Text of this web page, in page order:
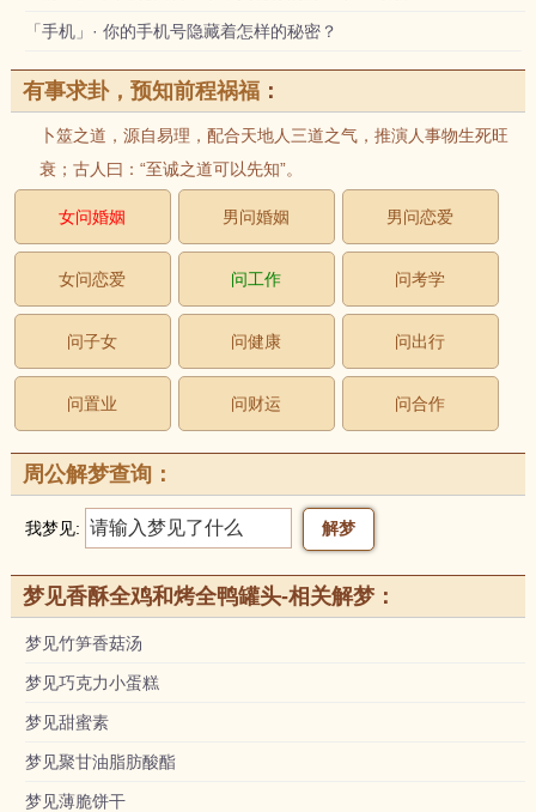
「手机」· 你的手机号隐藏着怎样的秘密？
有事求卦，预知前程祸福：
卜筮之道，源自易理，配合天地人三道之气，推演人事物生死旺
衰；古人曰：“至诚之道可以先知”。
女问婚姻 男问婚姻 男问恋爱
女问恋爱 问工作 问考学
问子女 问健康 问出行
问置业 问财运 问合作
周公解梦查询：
我梦见:
梦见香酥全鸡和烤全鸭罐头-相关解梦：
梦见竹笋香菇汤
梦见巧克力小蛋糕
梦见甜蜜素
梦见聚甘油脂肪酸酯
梦见薄脆饼干